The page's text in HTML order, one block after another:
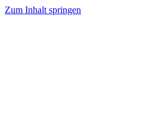
Zum Inhalt springen